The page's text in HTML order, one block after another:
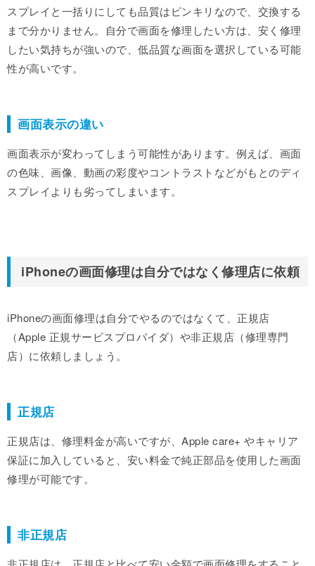
スプレイと一括りにしても品質はピンキリなので、交換する
まで分かりません。自分で画面を修理したい方は、安く修理
したい気持ちが強いので、低品質な画面を選択している可能
性が高いです。
画面表示の違い
画面表示が変わってしまう可能性があります。例えば、画面
の色味、画像、動画の彩度やコントラストなどがもとのディ
スプレイよりも劣ってしまいます。
iPhoneの画面修理は自分ではなく修理店に依頼
iPhoneの画面修理は自分でやるのではなくて、正規店
（Apple 正規サービスプロバイダ）や非正規店（修理専門
店）に依頼しましょう。
正規店
正規店は、修理料金が高いですが、Apple care+ やキャリア
保証に加入していると、安い料金で純正部品を使用した画面
修理が可能です。
非正規店